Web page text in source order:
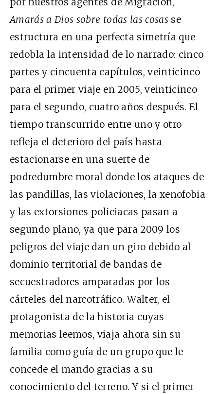
Amarás a Dios sobre todas las cosasse
estructura en una perfecta simetría que
redobla la intensidad de lo narrado: cinco
partes y cincuenta capítulos, veinticinco
para el primer viaje en 2005, veinticinco
para el segundo, cuatro años después. El
tiempo transcurrido entre uno y otro
refleja el deterioro del país hasta
estacionarse en una suerte de
podredumbre moral donde los ataques de
las pandillas, las violaciones, la xenofobia
y las extorsiones policiacas pasan a
segundo plano, ya que para 2009 los
peligros del viaje dan un giro debido al
dominio territorial de bandas de
secuestradores amparadas por los
cárteles del narcotráfico. Walter, el
protagonista de la historia cuyas
memorias leemos, viaja ahora sin su
familia como guía de un grupo que le
concede el mando gracias a su
conocimiento del terreno. Y si el primer